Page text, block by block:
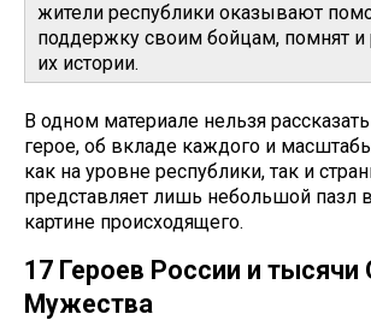
жители республики оказывают
поддержку своим бойцам, помнят
их истории.
В одном материале нельзя
герое, об вкладе каждого и
как на уровне республики, так и
представляет лишь небольшой пазл
картине происходящего.
17 Героев России и тысячи
Мужества